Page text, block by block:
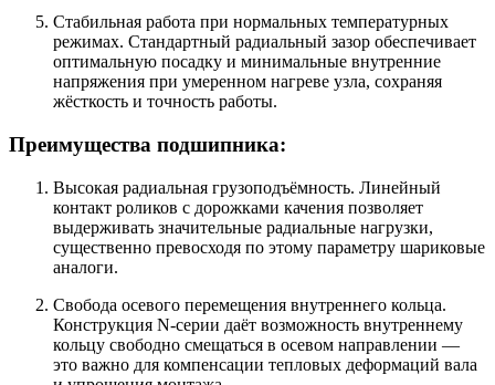
Стабильная работа при нормальных температурных
режимах. Стандартный радиальный зазор обеспечивает
оптимальную посадку и минимальные внутренние
напряжения при умеренном нагреве узла, сохраняя
жёсткость и точность работы.
Преимущества подшипника:
Высокая радиальная грузоподъёмность. Линейный
контакт роликов с дорожками качения позволяет
выдерживать значительные радиальные нагрузки,
существенно превосходя по этому параметру шариковые
аналоги.
Свобода осевого перемещения внутреннего кольца.
Конструкция N‑серии даёт возможность внутреннему
кольцу свободно смещаться в осевом направлении —
это важно для компенсации тепловых деформаций вала